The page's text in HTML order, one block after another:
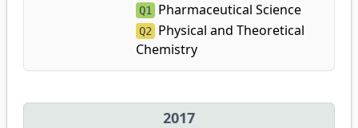
Q1 Pharmaceutical Science
Q2
Physical and Theoretical
Chemistry
2017